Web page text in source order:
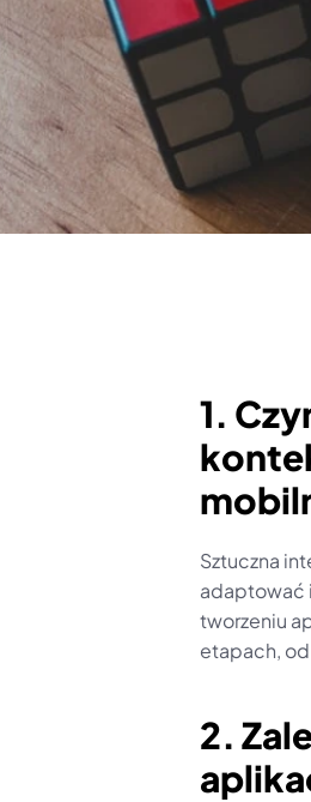
1.
Sztuczna
adaptować
tworzeniu
etapach,
2.